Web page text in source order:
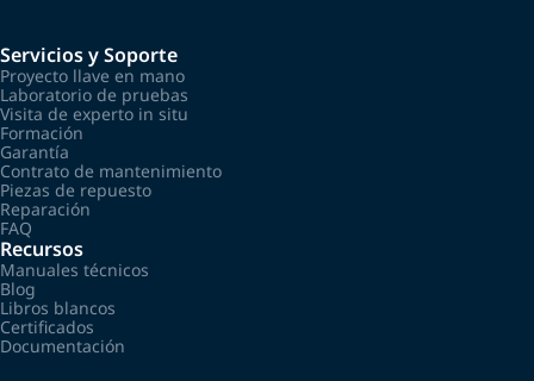
Servicios y Soporte
Proyecto llave en mano
Laboratorio de pruebas
Visita de experto in situ
Formación
Garantía
Contrato de mantenimiento
Piezas de repuesto
Reparación
FAQ
Recursos
Manuales técnicos
Blog
Libros blancos
Certificados
Documentación